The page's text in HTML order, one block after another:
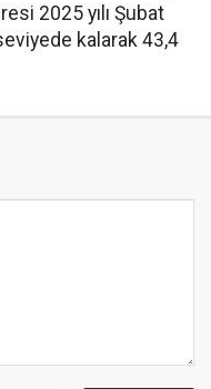
2025 yılı Şubat
kalarak 43,4